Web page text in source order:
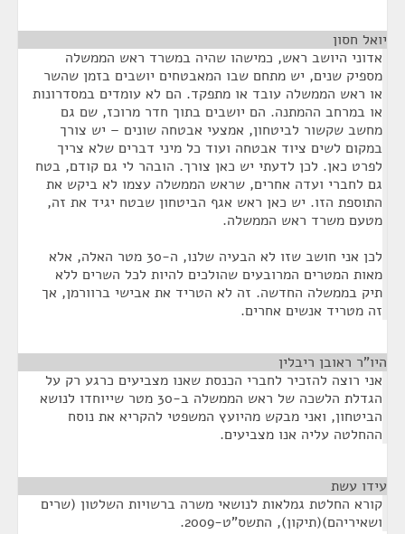
יואל חסון
אדוני היושב ראש, כמישהו שהיה במשרד ראש הממשלה
מספיק שנים, יש מתחם שבו המאבטחים יושבים בזמן שהשר
או ראש הממשלה עובד או מתפקד. הם לא עומדים במסדרונות
או במרחב ההמתנה. הם יושבים בתוך חדר מרוכז, שם גם
מחשב שקשור לביטחון, אמצעי אבטחה שונים – יש צורך
במקום לשים ציוד אבטחה ועוד כל מיני דברים שלא צריך
לפרט כאן. לכן לדעתי יש כאן צורך. הובהר לי גם קודם, בטח
גם לחברי ועדה אחרים, שראש הממשלה עצמו לא ביקש את
התוספת הזו. יש כאן ראש אגף הביטחון שבטח יגיד את זה,
מטעם משרד ראש הממשלה.
לכן אני חושב שזו לא הבעיה שלנו, ה-30 מטר האלה, אלא
מאות המטרים המרובעים שהולכים להיות לכל השרים ללא
תיק בממשלה החדשה. זה לא הטריד את אבישי ברוורמן, אך
זה מטריד אנשים אחרים.
היו"ר ראובן ריבלין
אני רוצה להזכיר לחברי הכנסת שאנו מצביעים כרגע רק על
הגדלת הלשכה של ראש הממשלה ב-30 מטר שייוחדו לנושא
הביטחון, ואני מבקש מהיועץ המשפטי להקריא את נוסח
ההחלטה עליה אנו מצביעים.
עידו עשת
קורא החלטת גמלאות לנושאי משרה ברשויות השלטון (שרים
ושאיריהם)(תיקון), התשס"ט-2009.